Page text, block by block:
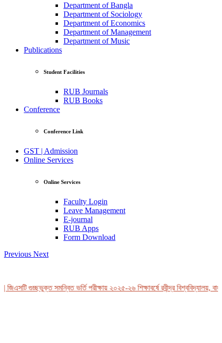
Department of Bangla
Department of Sociology
Department of Economics
Department of Management
Department of Music
Publications
Student Facilities
RUB Journals
RUB Books
Conference
Conference Link
GST | Admission
Online Services
Online Services
Faculty Login
Leave Management
E-journal
RUB Apps
Form Download
Previous Next
গুচ্ছভুক্ত সমন্বিত ভর্তি পরীক্ষায় ২০২৫-২৬ শিক্ষাবর্ষে রবীন্দ্র বিশ্ববিদ্যালয়,